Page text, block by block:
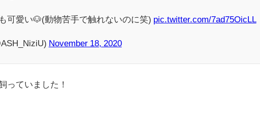
可愛い🐶(動物苦手で触れないのに笑) pic.twitter.com/7ad75OicLL
November 18, 2020
っていました！